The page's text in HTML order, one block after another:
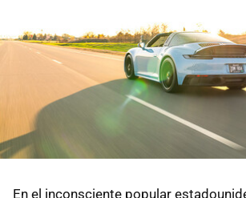
En el inconsciente popular